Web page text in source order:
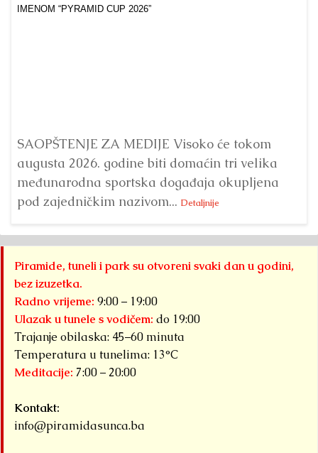
SAOPŠTENJE ZA MEDIJE Visoko će tokom
augusta 2026. godine biti domaćin tri velika
međunarodna sportska događaja okupljena
pod zajedničkim nazivom... Detaljnije
Piramide, tuneli i park su otvoreni svaki dan u godini,
bez izuzetka.
Radno vrijeme: 9:00 – 19:00
Ulazak u tunele s vodičem: do 19:00
Trajanje obilaska: 45–60 minuta
Temperatura u tunelima: 13°C
Meditacije: 7:00 – 20:00
Kontakt:
info@piramidasunca.ba